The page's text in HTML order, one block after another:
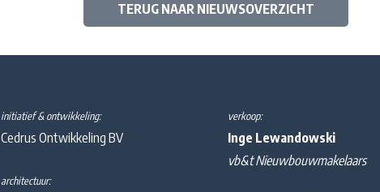
TERUG NAAR NIEUWSOVERZICHT
initiatief & ontwikkeling:
Cedrus Ontwikkeling BV
architectuur:
verkoop:
Inge Lewandowski
vb&t Nieuwbouwmakelaars